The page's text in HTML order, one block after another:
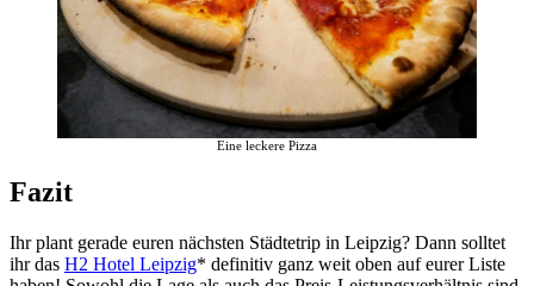
Eine leckere Pizza
Fazit
Ihr plant gerade euren nächsten Städtetrip in Leipzig? Dann solltet
ihr das H2 Hotel Leipzig* definitiv ganz weit oben auf eurer Liste